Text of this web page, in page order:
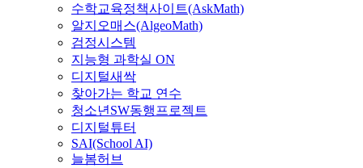
수학교육정책사이트(AskMath)
알지오매스(AlgeoMath)
검정시스템
지능형 과학실 ON
디지털새싹
찾아가는 학교 연수
청소년SW동행프로젝트
디지털튜터
SAI(School AI)
늘봄허브